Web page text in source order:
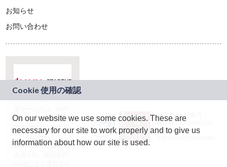
お知らせ
お問い合わせ
ドコモグループの新
規事業創出プログラ
ム「docomo
STARTUP」を通じて
JASRAC許諾番号：
9024936001Y45037
JASRAC許諾番号：
On our website we use some cookies. These are
necessary for our site to work properly and to give us
information about how our site is used.